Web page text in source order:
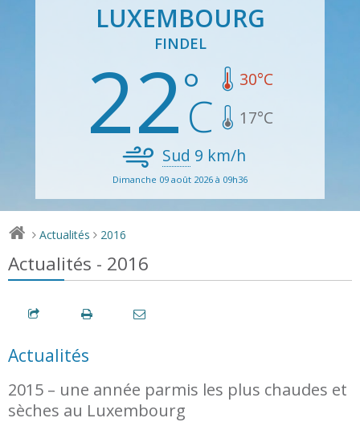
LUXEMBOURG
FINDEL
22 30°C
17°C
Sud 9 km/h
Dimanche 09 août 2026 à 09h36
> Actualités > 2016
Actualités - 2016
Actualités
2015 – une année parmis les plus chaudes et
sèches au Luxembourg